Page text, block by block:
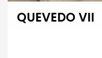
QUEVEDO VII